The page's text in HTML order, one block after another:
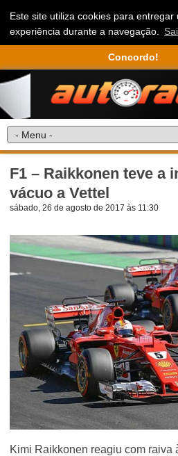
Este site utiliza cookies para entregar
experiência durante a navegação.
Concordo!
F1 – Raikkonen teve a
vácuo a Vettel
sábado, 26 de agosto de 2017 às 11:30
Kimi Raikkonen reagiu com raiva